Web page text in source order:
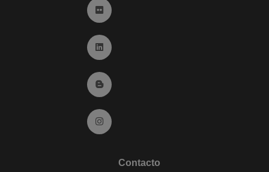
Ir a Flickr (abre en ventana nueva)
Ir a Linkedin (abre en ventana nueva)
Ir al Blog (abre en ventana nueva)
Ir a Instagram (abre en ventana nueva)
Contacto